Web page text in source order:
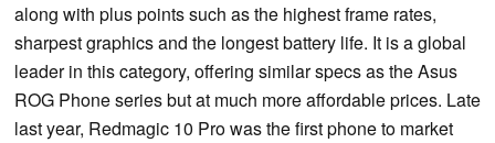
along with plus points such as the highest frame rates,
sharpest graphics and the longest battery life. It is a global
leader in this category, offering similar specs as the Asus
ROG Phone series but at much more affordable prices. Late
last year, Redmagic 10 Pro was the first phone to market